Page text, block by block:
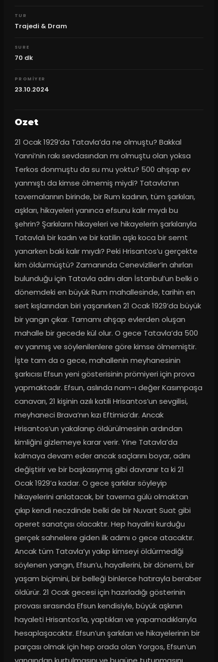
TUR
Trajedi & Dram
SURE
70 dk
PROMIYER
23.10.2024
Ozet
21 Ocak 1929’da Tatavla’da ne olmuştu? Bakkal
Yanni’nin rakı sevdasından mı olmuştu olan yoksa
Terkos donmuştu da su mu yoktu? 500 ahşap ev
yanmıştı da kimse ölmemiş miydi? Tatavla’nın
tavernalarının birinde, bir Rum kadının, tüm şarkıları,
aşkları, hikayeleri yanınca efsunu kalır mıydı bu
şehrin? Şarkıların hikayeleri ve hikayelerin şarkılarıyla
Tatavlalı bir kadın ve bir katilin aşkı koca bir semt
yanarken baki kalır mıydı? Peki Hrisantos’u gerçekte
kim öldürmüştü? Zamanında Cenevizliler’in ahırları
bulunduğu için Tatavla adını alan İstanbul’un belki o
dönemdeki en büyük Rum mahallesinde, tarihin en
sert kışlarından biri yaşanırken 21 Ocak 1929’da büyük
bir yangın çıkar. Tamamı ahşap evlerden oluşan
mahalle bir gecede kül olur. O gece Tatavla’da 500
ev yanmış ve söylenilenlere göre kimse ölmemiştir.
İşte tam da o gece, mahallenin meyhanesinin
şarkıcısı Efsun yeni gösterisinin prömiyeri için prova
yapmaktadır. Efsun, aslında nam-ı değer Kasımpaşa
canavarı, 21 kişinin azılı katili Hrisantos’un sevgilisi,
meyhaneci Brava’nın kızı Eftimia’dır. Ancak
Hrisantos’un yakalanıp öldürülmesinin ardından
kimliğini gizlemeye karar verir. Yine Tatavla’da
kalmaya devam eder ancak saçlarını boyar, adını
değiştirir ve bir başkasıymış gibi davranır ta ki 21
Ocak 1929’a kadar. O gece şarkılar söyleyip
hikayelerini anlatacak, bir taverna gülü olmaktan
çıkıp kendi neczdinde belki de bir Nuvart Suat gibi
operet sanatçısı olacaktır. Hep hayalini kurduğu
gerçek sahnelere giden ilk adımı o gece atacaktır.
Ancak tüm Tatavla’yı yakıp kimseyi öldürmediği
söylenen yangın, Efsun’u, hayallerini, bir dönemi, bir
yaşam biçimini, bir belleği binlerce hatırayla beraber
öldürür. 21 Ocak gecesi için hazırladığı gösterinin
provası sırasında Efsun kendisiyle, büyük aşkının
hayaleti Hrisantos’la, yaptıkları ve yapamadıklarıyla
hesaplaşacaktır. Efsun’un şarkıları ve hikayelerinin bir
parçası olmak için hep orada olan Yorgos, Efsun’un